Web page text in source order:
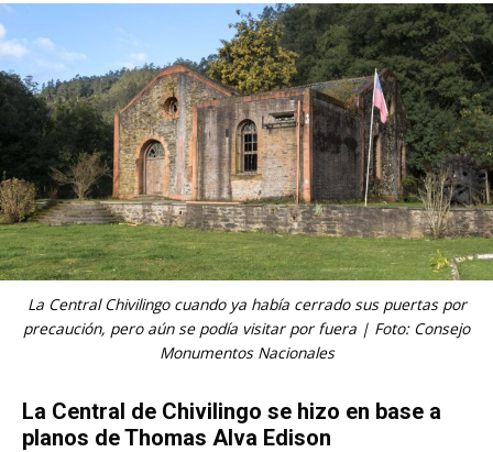
La Central Chivilingo cuando ya había cerrado sus puertas por
precaución, pero aún se podía visitar por fuera | Foto: Consejo
Monumentos Nacionales
La Central de Chivilingo se hizo en base a
planos de Thomas Alva Edison